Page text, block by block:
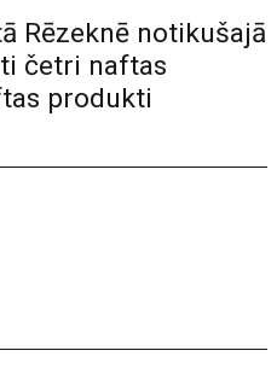
Rēzeknē notikušajā
četri naftas
produkti